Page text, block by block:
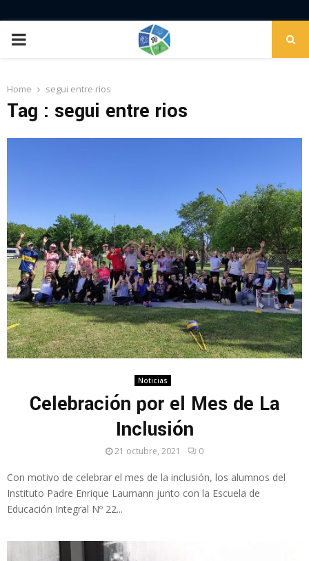
PRIMARY
Home segui entre rios
Tag : segui entre rios
Noticias
Celebración por el Mes de La
Inclusión
21 octubre, 2021 0
Con motivo de celebrar el mes de la inclusión, los alumnos del
Instituto Padre Enrique Laumann junto con la Escuela de
Educación Integral Nº 22...